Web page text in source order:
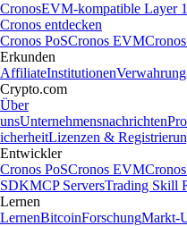
CronosEVM-kompatible Layer 1
Cronos entdecken
Cronos PoSCronos EVM
Erkunden
AffiliateInstitutionenVerwahrung
Crypto.com
Über
unsUnternehmensnachrichten
icherheitLizenzen &
Entwickler
Cronos PoSCronos EVM
SDKMCP ServersTrading Skill
Lernen
LernenBitcoinForschungMarkt-